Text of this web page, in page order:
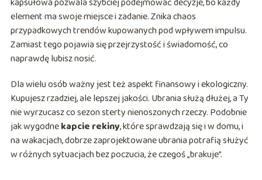
element ma swoje miejsce i zadanie. Znika chaos
przypadkowych trendów kupowanych pod wpływem impulsu.
Zamiast tego pojawia się przejrzystość i świadomość, co
naprawdę lubisz nosić.
Dla wielu osób ważny jest też aspekt finansowy i ekologiczny.
Kupujesz rzadziej, ale lepszej jakości. Ubrania służą dłużej, a Ty
nie wyrzucasz co sezon sterty nienoszonych rzeczy. Podobnie
jak wygodnekapcie rekiny, które sprawdzają się i w domu, i
na wakacjach, dobrze zaprojektowane ubrania potrafią służyć
w różnych sytuacjach bez poczucia, że czegoś „brakuje”.